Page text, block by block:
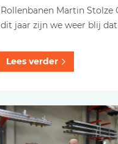
Rollenbanen Martin Stolze
dit jaar zijn we weer blij
Lees verder